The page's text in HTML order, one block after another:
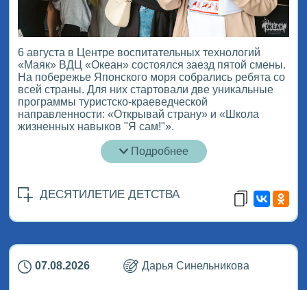
6 августа в Центре воспитательных технологий
«Маяк» ВДЦ «Океан» состоялся заезд пятой смены.
На побережье Японского моря собрались ребята со
всей страны. Для них стартовали две уникальные
программы туристско-краеведческой
направленности: «Открывай страну» и «Школа
жизненных навыков "Я сам!"».
Подробнее
ДЕСЯТИЛЕТИЕ ДЕТСТВА
07.08.2026 Дарья Синельникова